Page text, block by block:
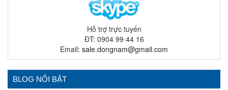
Hỗ trợ trực tuyến
ĐT: 0904 99 44 16
Email: sale.dongnam@gmail.com
BLOG NỔI BẬT